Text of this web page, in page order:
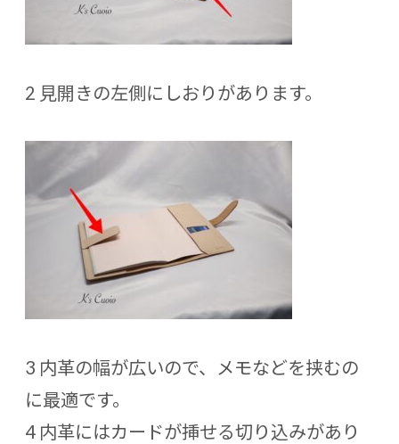
2 見開きの左側にしおりがあります。
3 内革の幅が広いので、メモなどを挟むの
に最適です。
4 内革にはカードが挿せる切り込みがあり